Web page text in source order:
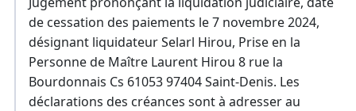
de cessation des paiements le 7 novembre 2024,
désignant liquidateur Selarl Hirou, Prise en la
Personne de Maître Laurent Hirou 8 rue la
Bourdonnais Cs 61053 97404 Saint-Denis. Les
déclarations des créances sont à adresser au